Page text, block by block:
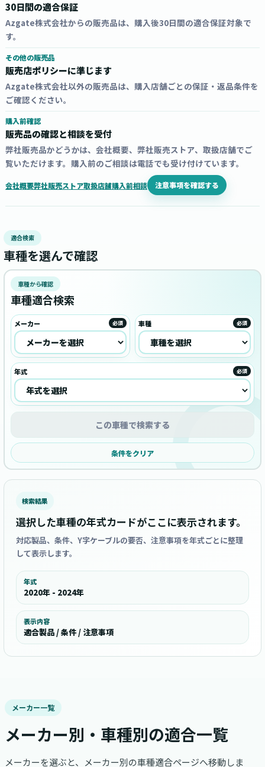
30日間の適合保証
Azgate株式会社からの販売品は、購入後30日間の適合保証対象で
す。
その他の販売品
販売店ポリシーに準じます
Azgate株式会社以外の販売品は、購入店舗ごとの保証・返品条件を
ご確認ください。
購入前確認
販売品の確認と相談を受付
弊社販売品かどうかは、会社概要、弊社販売ストア、取扱店舗でご
覧いただけます。購入前のご相談は電話でも受け付けています。
会社概要弊社販売ストア取扱店舗購入前相談 注意事項を確認する
適合検索
車種を選んで確認
車種から確認
車種適合検索
メーカー 必須 車種 必須
年式 必須
この車種で検索する
条件をクリア
検索結果
選択した車種の年式カードがここに表示されます。
対応製品、条件、Y字ケーブルの要否、注意事項を年式ごとに整理
して表示します。
年式
2020年 - 2024年
表示内容
適合製品 / 条件 / 注意事項
メーカー一覧
メーカー別・車種別の適合一覧
メーカーを選ぶと、メーカー別の車種適合ページへ移動しま